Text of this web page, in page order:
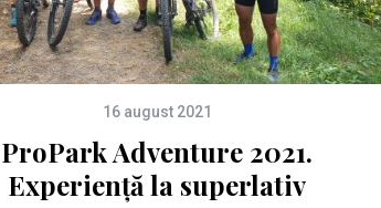
16 august 2021
ProPark Adventure 2021.
Experiență la superlativ